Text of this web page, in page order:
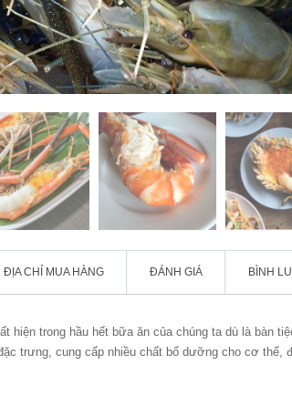
ĐỊA CHỈ MUA HÀNG ĐÁNH GIÁ BÌNH
hiện trong hầu hết bữa ăn của chúng ta dù là bàn
trưng, cung cấp nhiều chất bổ dưỡng cho cơ thể,